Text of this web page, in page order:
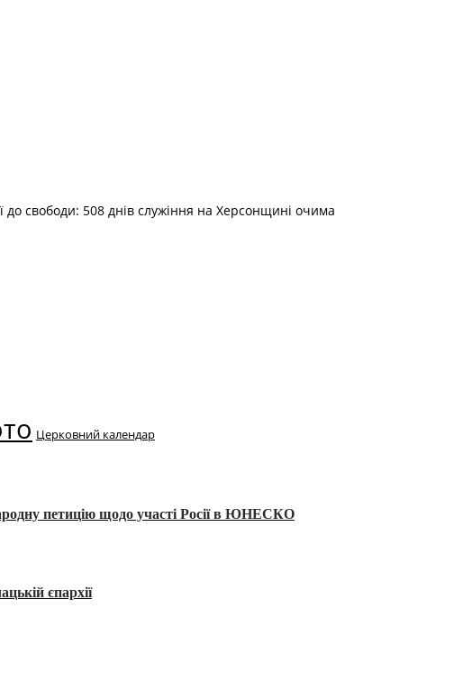
до свободи: 508 днів служіння на Херсонщині очима
Церковний календар
петицію щодо участі Росії в ЮНЕСКО
єпархії